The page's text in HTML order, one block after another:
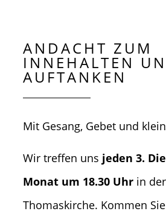
ANDACHT ZUM
INNEHALTEN
AUFTANKEN
Mit Gesang, Gebet und
Wir treffen uns jeden 3.
Monat um 18.30 Uhrin der
Thomaskirche. Kommen